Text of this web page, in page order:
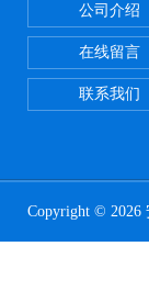
公司介绍
在线留言
联系我们
Copyright © 2026